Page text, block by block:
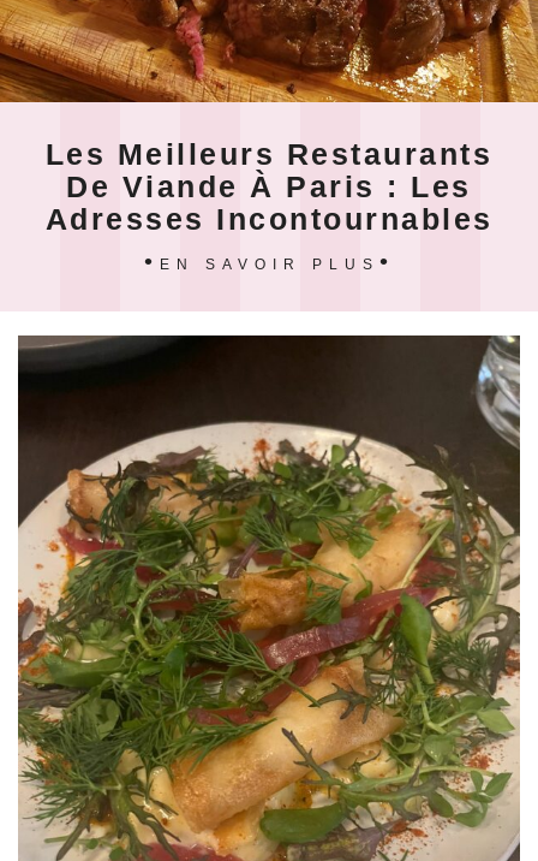
Les Meilleurs Restaurants
De Viande À Paris : Les
Adresses Incontournables
EN SAVOIR PLUS